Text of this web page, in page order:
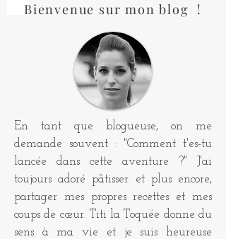
Bienvenue sur mon blog !
En tant que blogueuse, on me
demande souvent : "Comment t'es-tu
lancée dans cette aventure ?" J'ai
toujours adoré pâtisser et plus encore,
partager mes propres recettes et mes
coups de cœur. Titi la Toquée donne du
sens à ma vie et je suis heureuse